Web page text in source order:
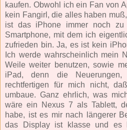
kaufen. Obwohl ich ein Fan von
kein Fangirl, die alles haben
ist das iPhone immer noch
Smartphone, mit dem ich
zufrieden bin. Ja, es ist kein
Ich werde wahrscheinlich mein
Weile weiter benutzen, sowie
iPad, denn die
rechtfertigen für mich nicht,
umbaue. Ganz ehrlich, was
wäre ein Nexus 7 als Tablett,
habe, ist es mir nach längerer
das Display ist klasse und es